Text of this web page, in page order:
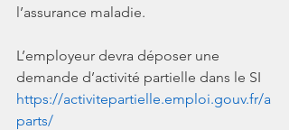
l’assurance maladie.
L’employeur devra déposer une
demande d’activité partielle dans le SI
https://activitepartielle.emploi.gouv.fr/a
parts/